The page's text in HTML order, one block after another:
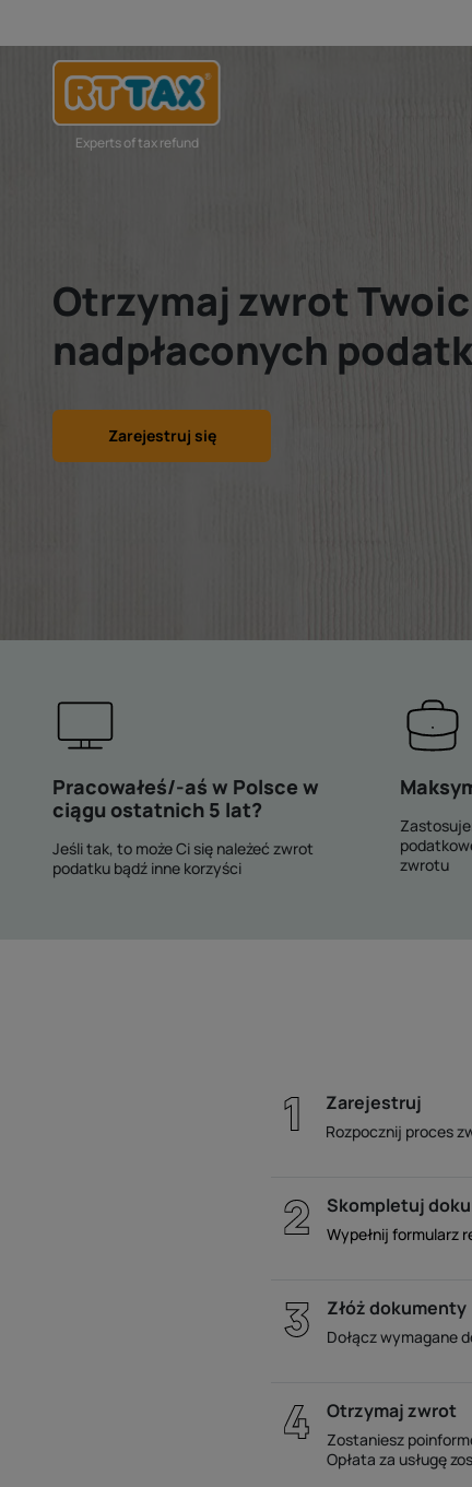
Experts of tax refund
Otrzymaj zwrot
nadpłaconych
Zarejestruj się
Pracowałeś/-aś w Polsce w
ciągu ostatnich 5 lat?
Jeśli tak, to może Ci się należeć zwrot
podatku bądź inne korzyści
zwrotu
Zarejestruj
Rozpocznij proces
Skompletuj
Wypełnij formularz
Złóż dokumenty
Dołącz wymagane
Otrzymaj zwrot
Zostaniesz
Opłata za usługę